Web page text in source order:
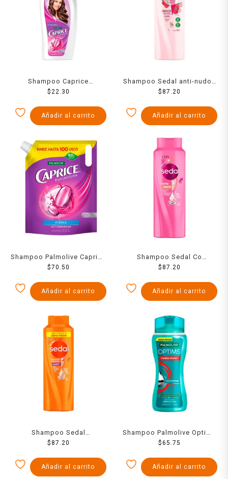
Shampoo Caprice
Especialidades fuerza acti-
cabello 200 ml
$ 22.30
Añadir al carrito
Shampoo Sedal anti-nudos
frambuesa y óleos 845 ml
$ 87.20
Añadir al carrito
Shampoo Palmolive Caprice
Especialidades fuerzas
$70.50
Añadir al carrito
Shampoo Sedal Co
Creations ceramidas 845 ml
$ 87.20
Añadir al carrito
Shampoo Sedal
restauración instantánea
$ 87.20
Añadir al carrito
Shampoo Palmolive Optims
therma protect fórmulas
$65.75
Añadir al carrito